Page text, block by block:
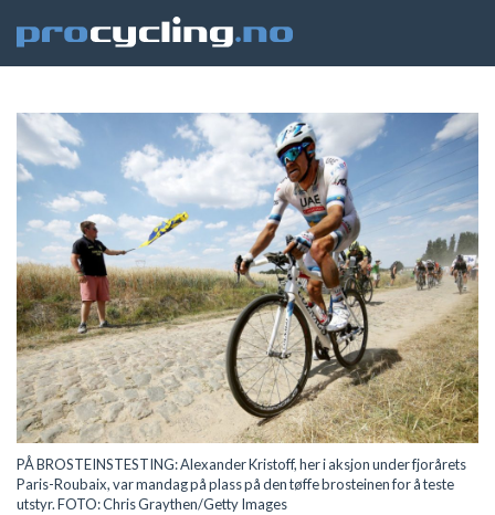
PÅ BROSTEINSTESTING: Alexander Kristoff, her i aksjon under fjorårets
Paris-Roubaix, var mandag på plass på den tøffe brosteinen for å teste
utstyr. FOTO: Chris Graythen/Getty Images